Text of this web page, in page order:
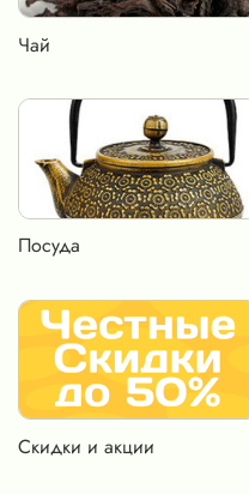
Чай
Посуда
Скидки и акции